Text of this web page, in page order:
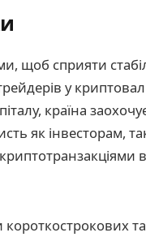
щоб сприяти
у
країна
як інвесторам,
короткострокових